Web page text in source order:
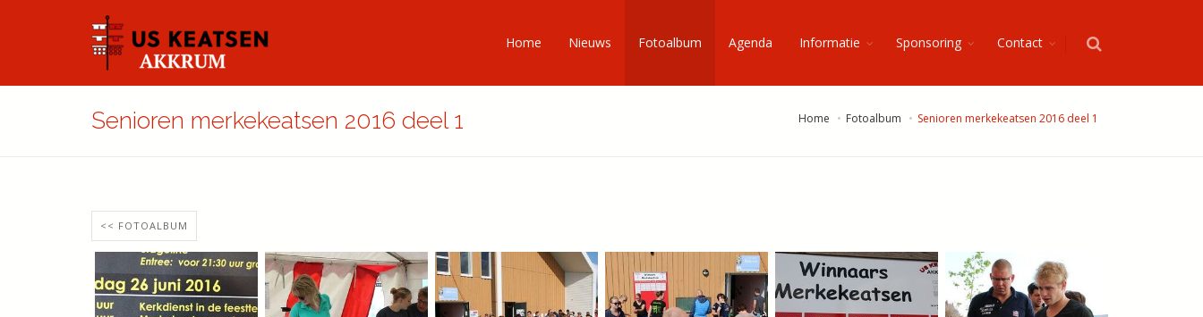
Home Nieuws Fotoalbum Agenda Informatie Sponsoring Contact
Home Fotoalbum Senioren merkekeatsen 2016 deel 1
Senioren merkekeatsen 2016 deel 1
<< FOTOALBUM